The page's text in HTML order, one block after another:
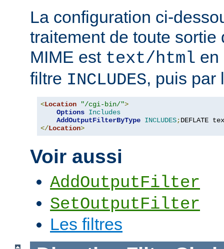
La configuration ci-
traitement de toute sortie
MIME est text/html en
filtre INCLUDES, puis par
<Location "/cgi-bin/">
Options Includes
AddOutputFilterByType INCLUDES;DEFLATE
</Location>
Voir aussi
AddOutputFilter
SetOutputFilter
Les filtres